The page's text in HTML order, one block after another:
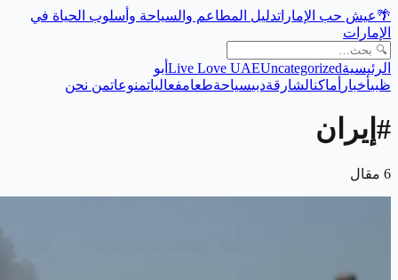
🌴عيش حب الإماراتدليل المطاعم والسياحة وأسلوب الحياة في
الإمارات
الرئيسية Live Love UAEUncategorized
أبو
ظبيأخبار أماكنالشارقةدبيسياحةطعامفعالياتمنوعاتمن نحن
# إيران
6 مقال